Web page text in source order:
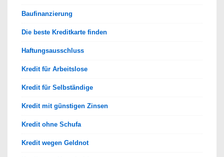
Baufinanzierung
Die beste Kreditkarte finden
Haftungsausschluss
Kredit für Arbeitslose
Kredit für Selbständige
Kredit mit günstigen Zinsen
Kredit ohne Schufa
Kredit wegen Geldnot